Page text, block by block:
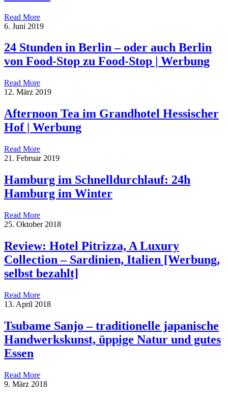
Read More
6. Juni 2019
24 Stunden in Berlin – oder auch Berlin
von Food-Stop zu Food-Stop | Werbung
Read More
12. März 2019
Afternoon Tea im Grandhotel Hessischer
Hof | Werbung
Read More
21. Februar 2019
Hamburg im Schnelldurchlauf: 24h
Hamburg im Winter
Read More
25. Oktober 2018
Review: Hotel Pitrizza, A Luxury
Collection – Sardinien, Italien [Werbung,
selbst bezahlt]
Read More
13. April 2018
Tsubame Sanjo – traditionelle japanische
Handwerkskunst, üppige Natur und gutes
Essen
Read More
9. März 2018